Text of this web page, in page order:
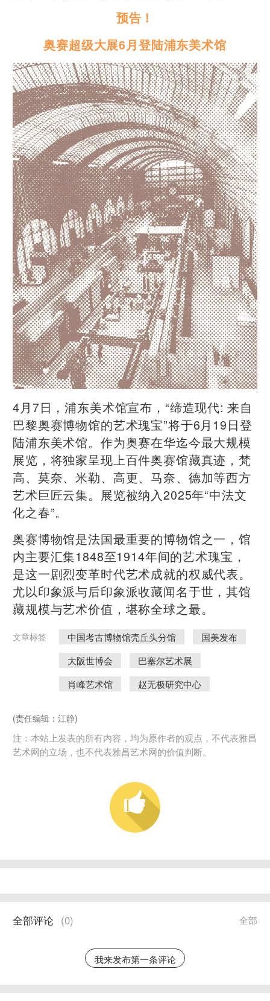
预告！
奥赛超级大展6月登陆浦东美术馆
4月7日，浦东美术馆宣布，“缔造现代: 来自
巴黎奥赛博物馆的艺术瑰宝”将于6月19日登
陆浦东美术馆。作为奥赛在华迄今最大规模
展览，将独家呈现上百件奥赛馆藏真迹，梵
高、莫奈、米勒、高更、马奈、德加等西方
艺术巨匠云集。展览被纳入2025年“中法文
化之春”。
奥赛博物馆是法国最重要的博物馆之一，馆
内主要汇集1848至1914年间的艺术瑰宝，
是这一剧烈变革时代艺术成就的权威代表。
尤以印象派与后印象派收藏闻名于世，其馆
藏规模与艺术价值，堪称全球之最。
文章标签 中国考古博物馆壳丘头分馆
国美发布
大阪世博会
巴塞尔艺术展
肖峰艺术馆
赵无极研究中心
(责任编辑：江静)
注：本站上发表的所有内容，均为原作者的观点，不代表雅昌
艺术网的立场，也不代表雅昌艺术网的价值判断。
全部
全部评论 (0)
我来发布第一条评论